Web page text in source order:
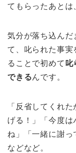
てもらったあとは
気分が落ち込ん
て、叱られた事
ることで初めて 叱
できるんです。
「反省してくれ
げる！」「今度は
ね」「一緒に謝っ
などなど。